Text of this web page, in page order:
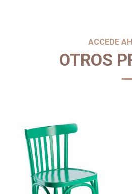
ACCEDE
OTROS